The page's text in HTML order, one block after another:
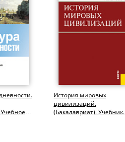
История мировых
цивилизаций.
(Бакалавриат). Учебник.